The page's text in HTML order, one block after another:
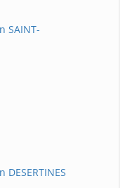
SAINT-